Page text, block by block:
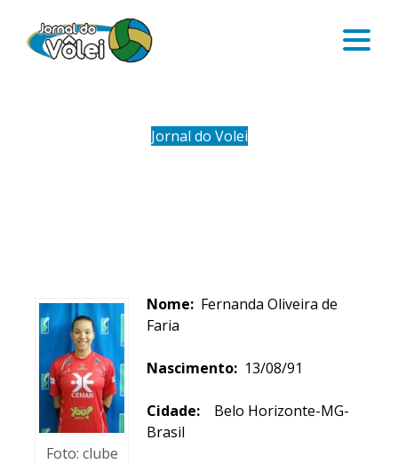
Jornal do Volei
Foto: clube
Nome: Fernanda Oliveira de
Faria
Nascimento: 13/08/91
Cidade: Belo Horizonte-MG-
Brasil